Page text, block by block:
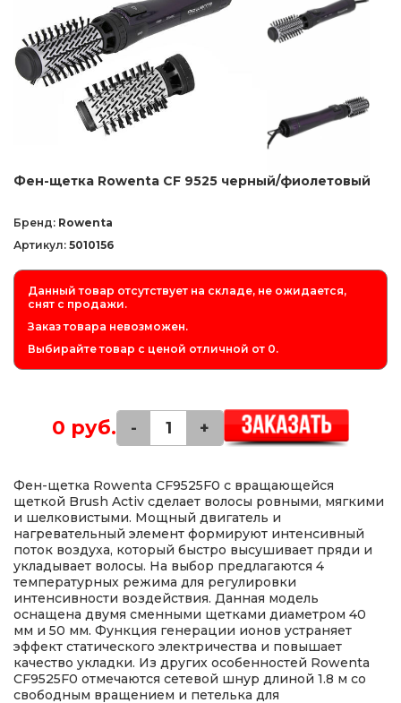
Фен-щетка Rowenta CF 9525 черный/фиолетовый
Бренд: Rowenta
Артикул: 5010156
Данный товар отсутствует на складе, не ожидается,
снят с продажи.
Заказ товара невозможен.
Выбирайте товар с ценой отличной от 0.
0 руб. - +
Фен-щетка Rowenta CF9525F0 с вращающейся
щеткой Brush Activ сделает волосы ровными, мягкими
и шелковистыми. Мощный двигатель и
нагревательный элемент формируют интенсивный
поток воздуха, который быстро высушивает пряди и
укладывает волосы. На выбор предлагаются 4
температурных режима для регулировки
интенсивности воздействия. Данная модель
оснащена двумя сменными щетками диаметром 40
мм и 50 мм. Функция генерации ионов устраняет
эффект статического электричества и повышает
качество укладки. Из других особенностей Rowenta
CF9525F0 отмечаются сетевой шнур длиной 1.8 м со
свободным вращением и петелька для